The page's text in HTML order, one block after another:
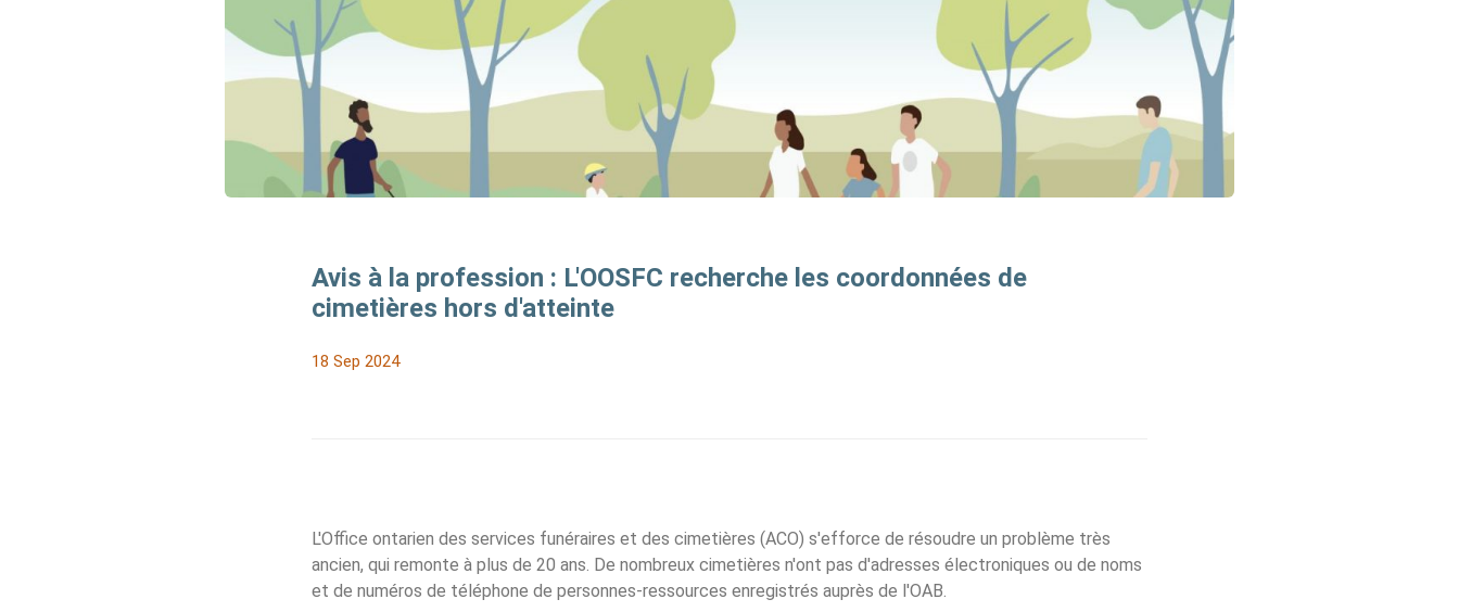
Avis à la profession : L'OOSFC recherche les coordonnées de
cimetières hors d'atteinte
18 Sep 2024
L'Office ontarien des services funéraires et des cimetières (ACO) s'efforce de résoudre un problème très
ancien, qui remonte à plus de 20 ans. De nombreux cimetières n'ont pas d'adresses électroniques ou de noms
et de numéros de téléphone de personnes-ressources enregistrés auprès de l'OAB.